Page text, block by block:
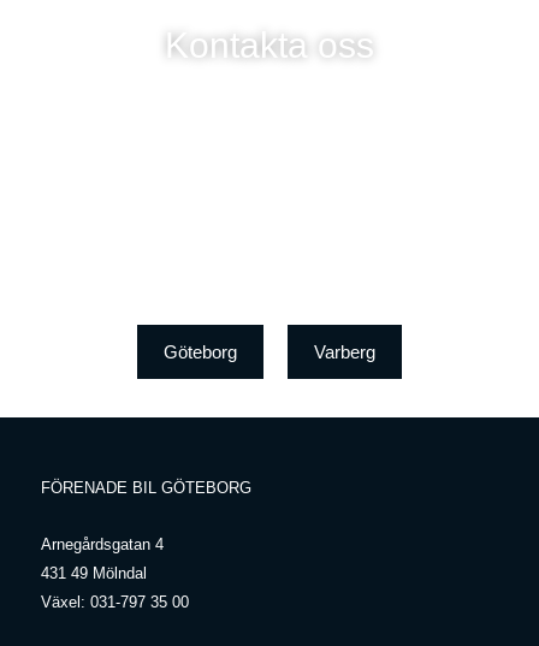
Kontakta oss
Göteborg Varberg
FÖRENADE BIL GÖTEBORG
Arnegårdsgatan 4
431 49 Mölndal
Växel: 031-797 35 00